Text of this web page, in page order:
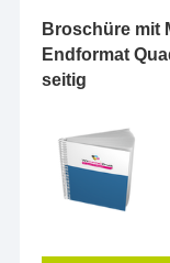
Broschüre mit
Endformat
seitig
Endformat
Seitigkeit: 152-seitig